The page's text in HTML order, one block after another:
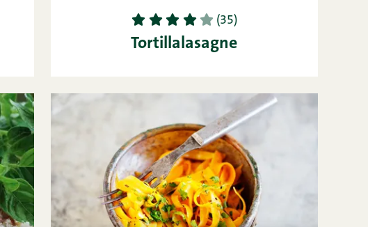
1 2 3 4 5 (35)
Tortillalasagne